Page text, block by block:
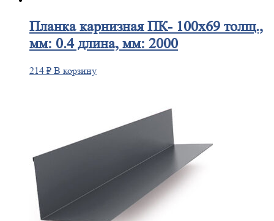
Планкакарнизная ПК- 100х69 толщ.,
мм: 0.4 длина, мм: 2000
214 ₽ В корзину